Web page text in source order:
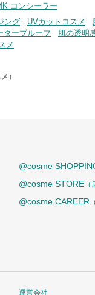
コンシーラー
ング UVカットコスメ
タープルーフ 肌の透明
メ
）
@cosme
@cosme STORE （
@cosme CAREER
運営会社